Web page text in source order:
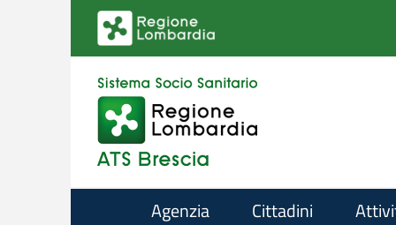
Salta al contenuto principale
Agenzia Cittadini